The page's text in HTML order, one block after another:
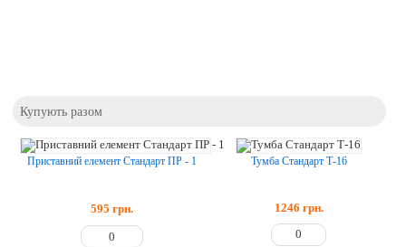
Купують разом
Приставний елемент Стандарт ПР - 1
595 грн.
Тумба Стандарт Т-16
1246 грн.